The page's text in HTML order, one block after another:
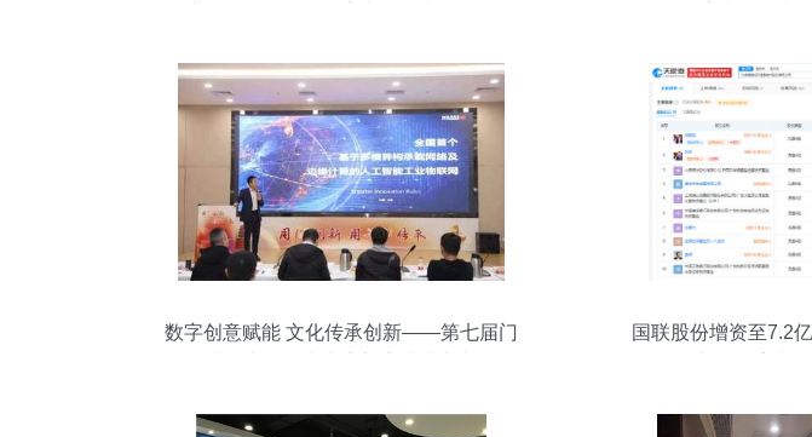
数字创意赋能 文化传承创新——第七届门
国联股份增资至7.2